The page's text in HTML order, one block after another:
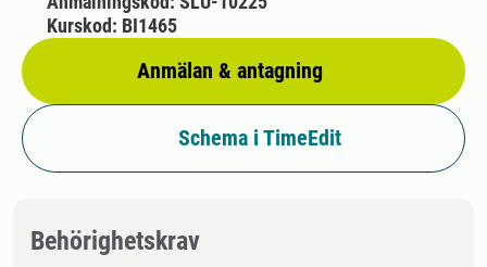
Anmälan & antagning
Kurskod: BI1465
Schema i TimeEdit
Behörighetskrav